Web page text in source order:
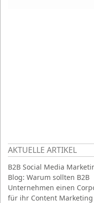
AKTUELLE ARTIKEL
B2B Social Media
Blog: Warum sollten B2B
Unternehmen einen
für ihr Content Marketing